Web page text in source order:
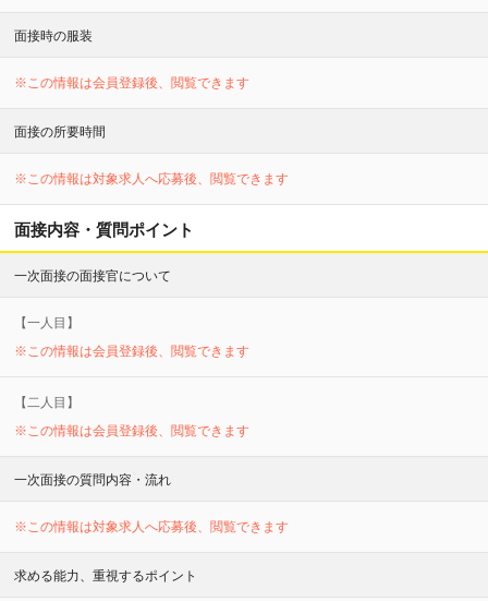
面接時の服装
※この情報は会員登録後、閲覧できます
面接の所要時間
※この情報は対象求人へ応募後、閲覧できます
面接内容・質問ポイント
一次面接の面接官について
【一人目】
※この情報は会員登録後、閲覧できます
【二人目】
※この情報は会員登録後、閲覧できます
一次面接の質問内容・流れ
※この情報は対象求人へ応募後、閲覧できます
求める能力、重視するポイント